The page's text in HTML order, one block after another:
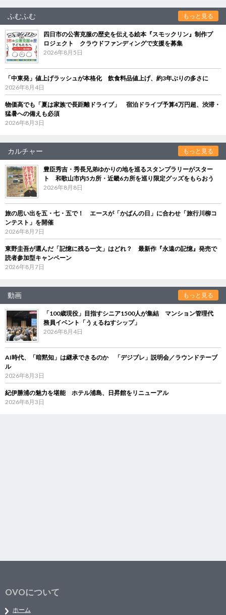
ふむふむ もっと見る
四日市の公害克服の歴史を伝える絵本『スモックリン』制作プ
ロジェクト クラウドファンディングで支援を募集
2026年8月5日
「中東発」値上げラッシュが本格化 飲食料品値上げ、約3年ぶりの多さに
2026年8月4日
物価高でも「夏は家族で長距離ドライブ」 宿泊ドライブ予算4万円超、渋滞・
猛暑への備えも必須
2026年8月3日
カルチャー もっと見る
豊臣秀吉・秀長兄弟ゆかりの地を巡るスタンプラリーがスター
ト 和歌山市内5カ所・近畿6カ所を巡り限定グッズをもらおう
2026年8月8日
旅の思い出を五・七・五で！ エースが「かばんの日」に合わせ「旅行川柳コ
ンテスト」を開催
2026年8月7日
東野圭吾が選んだ「記憶に残る一文」はどれ？ 最新作『永遠の記憶』発売で
読者参加型キャンペーン
2026年8月7日
動画 もっと見る
「100歳現役」目指すシニア1500人が集結 マンション管理代
務員イベント「うぇるねすシップ」
2026年8月4日
AI時代、「暗黙知」は継承できるのか 「デジブレ」説明会／ラウンドテーブ
ル
2026年8月3日
紀伊勝浦の魅力を堪能 ホテル浦島、日昇館をリニューアル
2026年8月3日
OVOについて
ホーム